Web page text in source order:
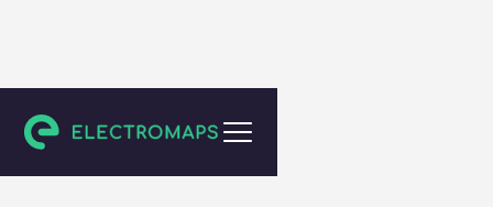
Unknown city (temporary)